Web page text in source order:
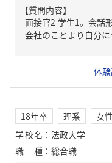
【質問内容】
面接官2 学生1。会話
会社のことより自分に
体
18年卒 理系
女性
学校名 ： 法政大学
職種 ： 総合職